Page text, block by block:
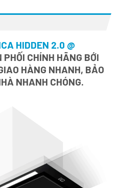
HIDDEN 2.0 @
CHÍNH HÃNG BỚI
HÀNG NHANH, BẢO
NHANH CHÓNG.